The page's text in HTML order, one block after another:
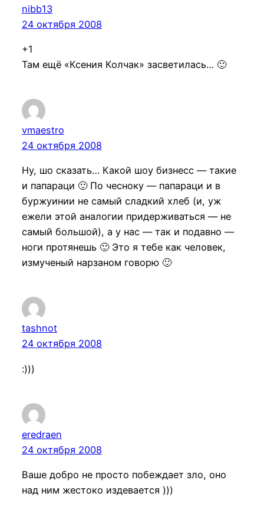
nibb13
24 октября 2008
+1
Там ещё «Ксения Колчак» засветилась… 🙂
vmaestro
24 октября 2008
Ну, шо сказать… Какой шоу бизнесс — такие
и папараци 🙂 По чесноку — папараци и в
буржуинии не самый сладкий хлеб (и, уж
ежели этой аналогии придерживаться — не
самый большой), а у нас — так и подавно —
ноги протянешь 🙂 Это я тебе как человек,
измученый нарзаном говорю 🙂
tashnot
24 октября 2008
:)))
eredraen
24 октября 2008
Ваше добро не просто побеждает зло, оно
над ним жестоко издевается )))